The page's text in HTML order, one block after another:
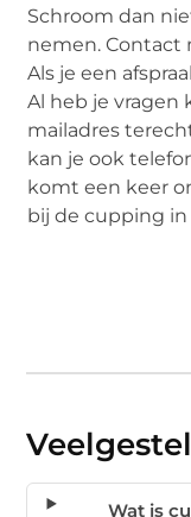
Schroom dan
nemen. Contact
Als je een
Al heb je vragen
mailadres
kan je ook
komt een keer
bij de cupping
Wat is